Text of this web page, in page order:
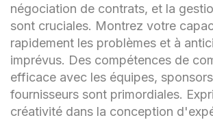
négociation de contrats, et la
sont cruciales. Montrez votre
rapidement les problèmes et à
imprévus. Des compétences de
efficace avec les équipes,
fournisseurs sont primordiales.
créativité dans la conception